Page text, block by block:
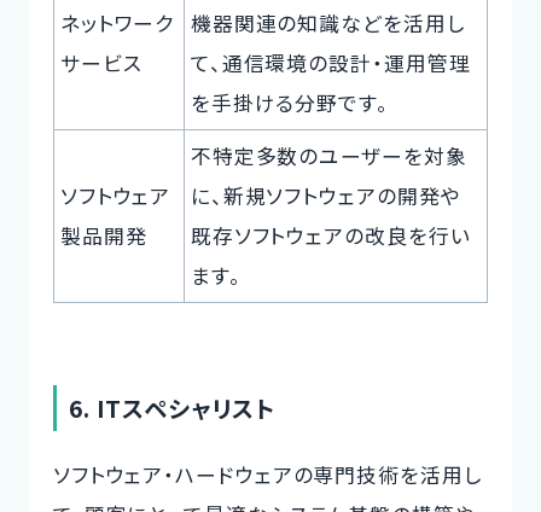
ネットワーク
サービス
機器関連の知識などを活用し
て、通信環境の設計・運用管理
を手掛ける分野です。
ソフトウェア
製品開発
不特定多数のユーザーを対象
に、新規ソフトウェアの開発や
既存ソフトウェアの改良を行い
ます。
6. ITスペシャリスト
ソフトウェア・ハードウェアの専門技術を活用し